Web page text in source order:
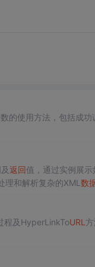
的使用方法，包括成功
返回值，通过实例展示
和解析复杂的XML 数
程及HyperLinkToURL